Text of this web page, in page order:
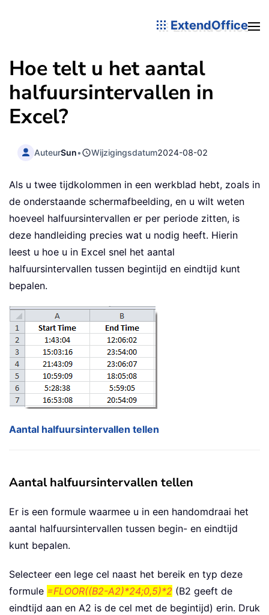
ExtendOffice
Hoe telt u het aantal
halfuursintervallen in
Excel?
AuteurSun• Wijzigingsdatum2024-08-02
Als u twee tijdkolommen in een werkblad hebt, zoals in
de onderstaande schermafbeelding, en u wilt weten
hoeveel halfuursintervallen er per periode zitten, is
deze handleiding precies wat u nodig heeft. Hierin
leest u hoe u in Excel snel het aantal
halfuursintervallen tussen begintijd en eindtijd kunt
bepalen.
Aantal halfuursintervallen tellen
Aantal halfuursintervallen tellen
Er is een formule waarmee u in een handomdraai het
aantal halfuursintervallen tussen begin- en eindtijd
kunt bepalen.
Selecteer een lege cel naast het bereik en typ deze
formule =FLOOR((B2-A2)*24;0,5)*2 (B2 geeft de
eindtijd aan en A2 is de cel met de begintijd) erin. Druk